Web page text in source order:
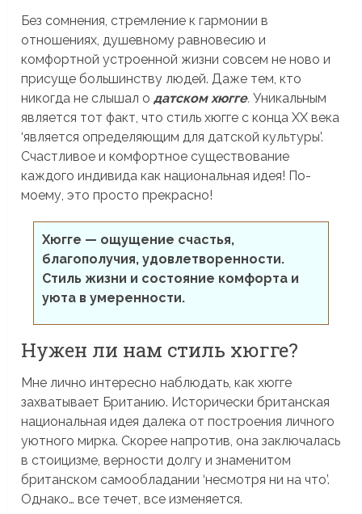
Без сомнения, стремление к гармонии в
отношениях, душевному равновесию и
комфортной устроенной жизни совсем не ново и
присуще большинству людей. Даже тем, кто
никогда не слышал одатском хюгге. Уникальным
является тот факт, что стиль хюгге с конца ХХ века
‘является определяющим для датской культуры’.
Счастливое и комфортное существование
каждого индивида как национальная идея! По-
моему, это просто прекрасно!
Хюгге — ощущение счастья,
благополучия, удовлетворенности.
Стиль жизни и состояние комфорта и
уюта в умеренности.
Нужен ли нам стиль хюгге?
Мне лично интересно наблюдать, как хюгге
захватывает Британию. Исторически британская
национальная идея далека от построения личного
уютного мирка. Скорее напротив, она заключалась
в стоицизме, верности долгу и знаменитом
британском самообладании ‘несмотря ни на что’.
Однако… все течет, все изменяется.